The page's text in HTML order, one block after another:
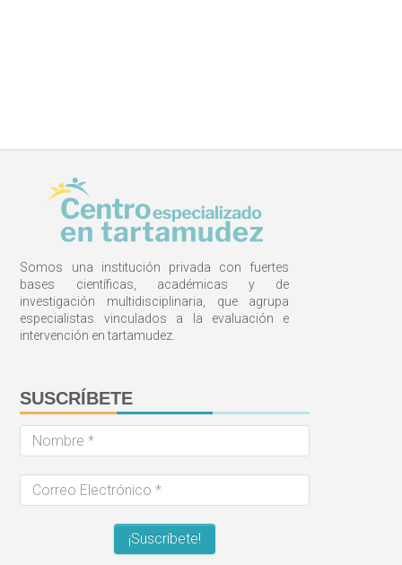
Somos una institución privada con fuertes
bases científicas, académicas y de
investigación multidisciplinaria, que agrupa
especialistas vinculados a la evaluación e
intervención en tartamudez.
SUSCRÍBETE